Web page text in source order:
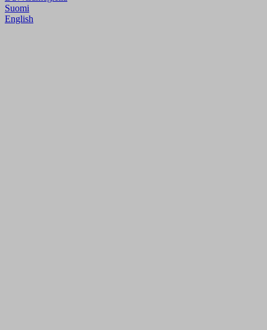
Suomi
English